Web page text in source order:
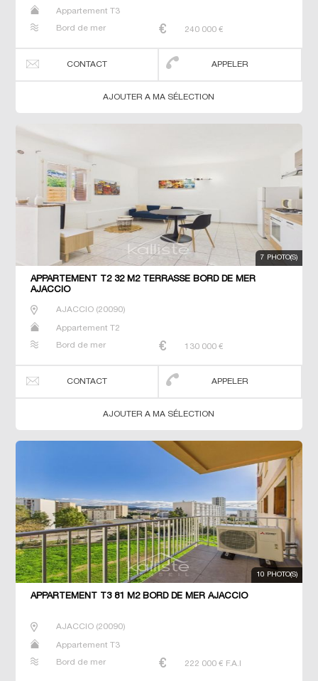
Appartement T3
Bord de mer 240 000 €
CONTACT APPELER
AJOUTER A MA SÉLECTION
7 PHOTO(S)
APPARTEMENT T2 32 M2 TERRASSE BORD DE MER
AJACCIO
AJACCIO(20090)
Appartement T2
Bord de mer 130 000 €
CONTACT APPELER
AJOUTER A MA SÉLECTION
10 PHOTO(S)
APPARTEMENT T3 81 M2 BORD DE MER AJACCIO
AJACCIO(20090)
Appartement T3
Bord de mer 222 000 € F.A.I